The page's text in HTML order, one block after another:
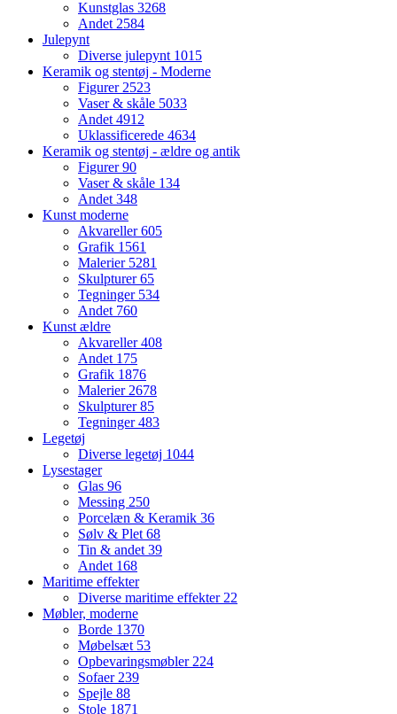
Kunstglas 3268
Andet2584
Julepynt
Diverse julepynt 1015
Keramik og stentøj - Moderne
Figurer2523
Vaser & skåle 5033
Andet4912
Uklassificerede 4634
Keramik og stentøj - ældre og antik
Figurer90
Vaser & skåle 134
Andet348
Kunst moderne
Akvareller605
Grafik 1561
Malerier 5281
Skulpturer65
Tegninger 534
Andet 760
Kunst ældre
Akvareller408
Andet 175
Grafik 1876
Malerier2678
Skulpturer85
Tegninger483
Legetøj
Diverse legetøj 1044
Lysestager
Glas 96
Messing 250
Porcelæn & Keramik 36
Sølv & Plet68
Tin & andet39
Andet 168
Maritime effekter
Diverse maritime effekter22
Møbler, moderne
Borde 1370
Møbelsæt 53
Opbevaringsmøbler224
Sofaer239
Spejle 88
Stole 1871